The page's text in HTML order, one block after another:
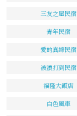
三友之屋民宿
青年民宿
愛的真締民宿
被浪打到民宿
福隆大飯店
白色風車